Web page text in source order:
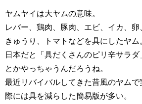
ヤムヤイは大ヤムの意味。
レバー、鶏肉、豚肉、エビ、イカ、卵
きゅうり、トマトなどを具にしたヤム
日本だと「具だくさんのピリ辛サラダ
とかやっちゃうんだろうね。
最近リバイバルしてきた昔風のヤムで
際には具を減らした簡易版が多い。